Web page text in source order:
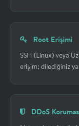
Root Erişimi
SSH (Linux) veya
erişim; dilediğiniz
DDoS